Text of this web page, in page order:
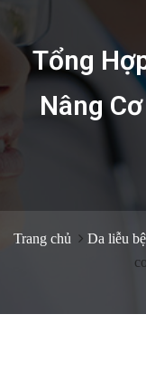
Tổng
Nâng
Trang chủ Da liễu